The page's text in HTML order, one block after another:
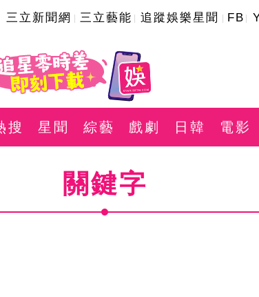
三立新聞網 三立藝能 追蹤娛樂星聞 FB
搜 星聞 綜藝 戲劇 日韓 電影
關鍵字